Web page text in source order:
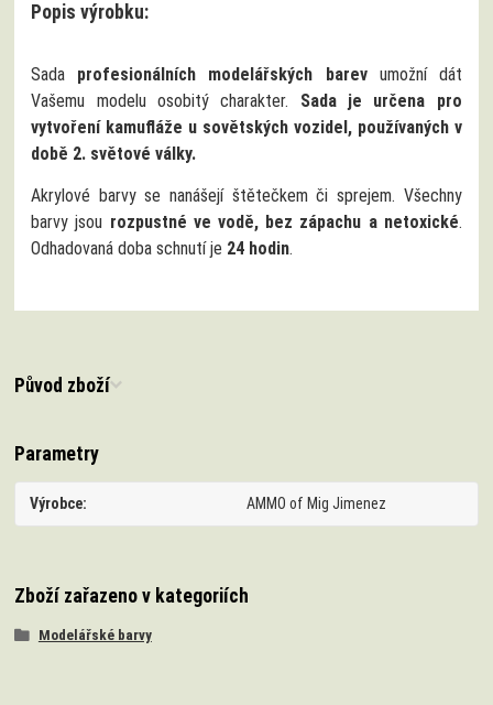
Popis výrobku:
Sada profesionálních modelářských barevumožní dát
Vašemu modelu osobitý charakter. Sada je určena pro
vytvoření kamufláže u sovětských vozidel, používaných v
době 2. světové války.
Akrylové barvy se nanášejí štětečkem či sprejem. Všechny
barvy jsou rozpustné ve vodě, bez zápachu a netoxické.
Odhadovaná doba schnutí je 24 hodin.
Původ zboží
Parametry
Výrobce AMMO of Mig Jimenez
Zboží zařazeno v kategoriích
Modelářské barvy